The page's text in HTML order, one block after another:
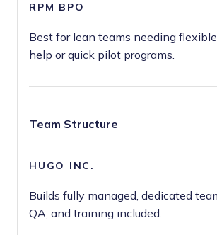
Best for lean teams needing
help or quick pilot programs.
Team Structure
Builds fully managed, dedicated
QA, and training included.